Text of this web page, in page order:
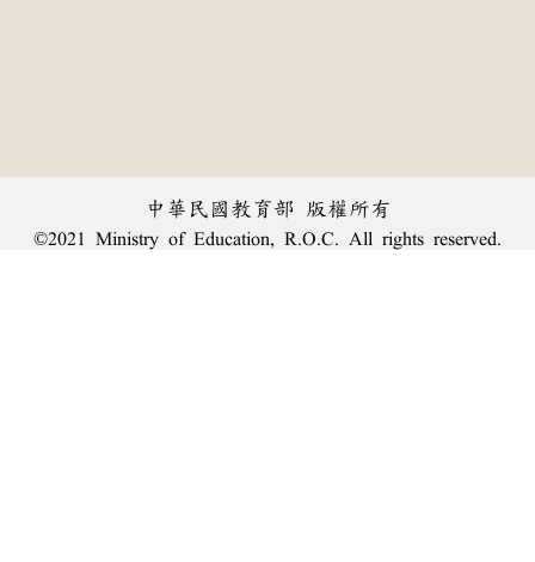
中華民國教育部 版權所有
©2021 Ministry of Education, R.O.C. All rights reserved.